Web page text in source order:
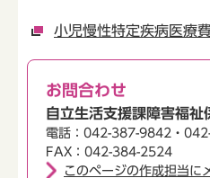
小児慢性特定疾病医療
お問合わせ
自立生活支援課障害福祉
電話：042-387-9842・
FAX：042-384-2524
このページの作成担当に